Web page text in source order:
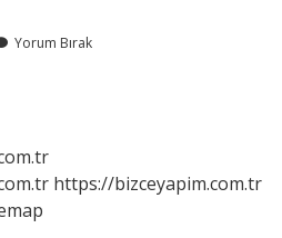
Yorum Bırak
https://bizceyapim.com.tr